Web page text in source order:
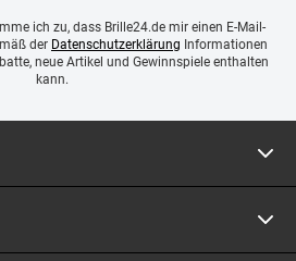
ich zu, dass Brille24.de mir einen E-Mail-
der Datenschutzerklärung Informationen
neue Artikel und Gewinnspiele enthalten
kann.